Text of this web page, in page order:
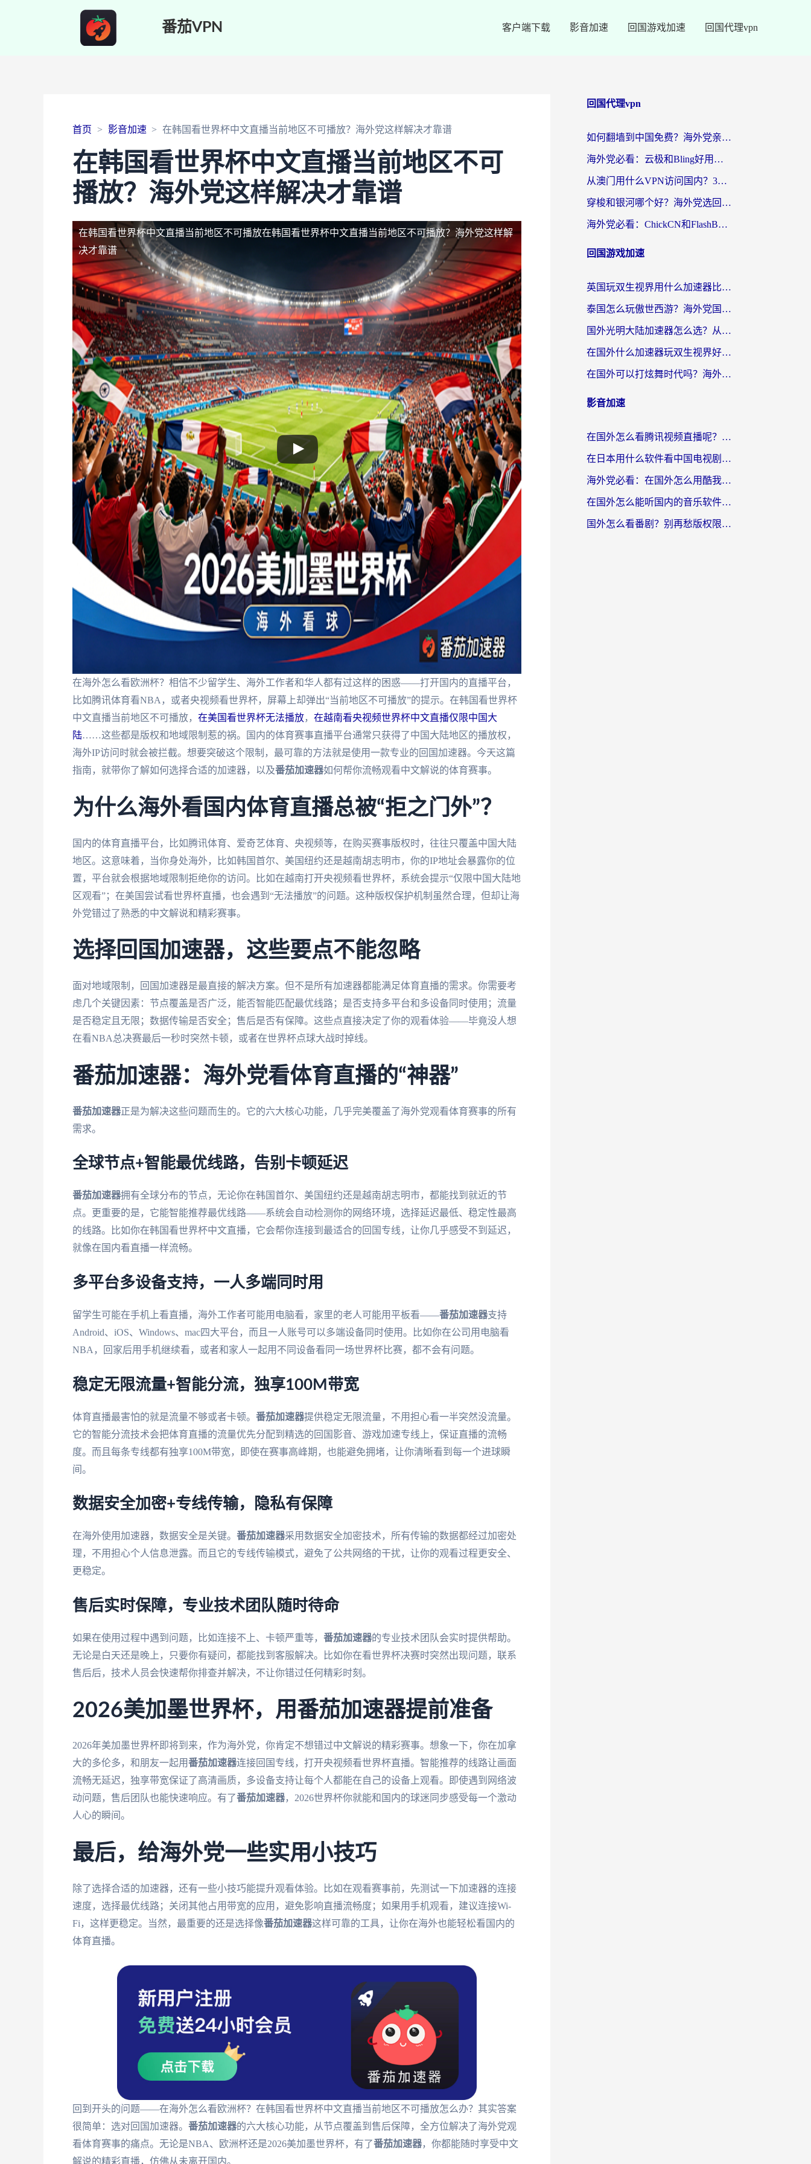
番茄VPN 客户端下载 影音加速 回国游戏加速 回国代理vpn
首页 影音加速 在韩国看世界杯中文直播当前地区不可播放？海外党这样解决才靠谱
在韩国看世界杯中文直播当前地区不可
播放？海外党这样解决才靠谱
在韩国看世界杯中文直播当前地区不可播放在韩国看世界杯中文直播当前地区不可播放？海外党这样解
决才靠谱
在海外怎么看欧洲杯？相信不少留学生、海外工作者和华人都有过这样的困惑——打开国内的直播平台，
比如腾讯体育看NBA，或者央视频看世界杯，屏幕上却弹出“当前地区不可播放”的提示。在韩国看世界杯
中文直播当前地区不可播放， 在美国看世界杯无法播放， 在越南看央视频世界杯中文直播仅限中国大
陆……这些都是版权和地域限制惹的祸。国内的体育赛事直播平台通常只获得了中国大陆地区的播放权，
海外IP访问时就会被拦截。想要突破这个限制，最可靠的方法就是使用一款专业的回国加速器。今天这篇
指南，就带你了解如何选择合适的加速器，以及番茄加速器如何帮你流畅观看中文解说的体育赛事。
为什么海外看国内体育直播总被“拒之门外”？
国内的体育直播平台，比如腾讯体育、爱奇艺体育、央视频等，在购买赛事版权时，往往只覆盖中国大陆
地区。这意味着，当你身处海外，比如韩国首尔、美国纽约还是越南胡志明市，你的IP地址会暴露你的位
置，平台就会根据地域限制拒绝你的访问。比如在越南打开央视频看世界杯，系统会提示“仅限中国大陆地
区观看”；在美国尝试看世界杯直播，也会遇到“无法播放”的问题。这种版权保护机制虽然合理，但却让海
外党错过了熟悉的中文解说和精彩赛事。
选择回国加速器，这些要点不能忽略
面对地域限制，回国加速器是最直接的解决方案。但不是所有加速器都能满足体育直播的需求。你需要考
虑几个关键因素：节点覆盖是否广泛，能否智能匹配最优线路；是否支持多平台和多设备同时使用；流量
是否稳定且无限；数据传输是否安全；售后是否有保障。这些点直接决定了你的观看体验——毕竟没人想
在看NBA总决赛最后一秒时突然卡顿，或者在世界杯点球大战时掉线。
番茄加速器：海外党看体育直播的“神器”
番茄加速器正是为解决这些问题而生的。它的六大核心功能，几乎完美覆盖了海外党观看体育赛事的所有
需求。
全球节点+智能最优线路，告别卡顿延迟
番茄加速器拥有全球分布的节点，无论你在韩国首尔、美国纽约还是越南胡志明市，都能找到就近的节
点。更重要的是，它能智能推荐最优线路——系统会自动检测你的网络环境，选择延迟最低、稳定性最高
的线路。比如你在韩国看世界杯中文直播，它会帮你连接到最适合的回国专线，让你几乎感受不到延迟，
就像在国内看直播一样流畅。
多平台多设备支持，一人多端同时用
留学生可能在手机上看直播，海外工作者可能用电脑看，家里的老人可能用平板看——番茄加速器支持
Android、iOS、Windows、mac四大平台，而且一人账号可以多端设备同时使用。比如你在公司用电脑看
NBA，回家后用手机继续看，或者和家人一起用不同设备看同一场世界杯比赛，都不会有问题。
稳定无限流量+智能分流，独享100M带宽
体育直播最害怕的就是流量不够或者卡顿。 番茄加速器提供稳定无限流量，不用担心看一半突然没流量。
它的智能分流技术会把体育直播的流量优先分配到精选的回国影音、游戏加速专线上，保证直播的流畅
度。而且每条专线都有独享100M带宽，即使在赛事高峰期，也能避免拥堵，让你清晰看到每一个进球瞬
间。
数据安全加密+专线传输，隐私有保障
在海外使用加速器，数据安全是关键。 番茄加速器采用数据安全加密技术，所有传输的数据都经过加密处
理，不用担心个人信息泄露。而且它的专线传输模式，避免了公共网络的干扰，让你的观看过程更安全、
更稳定。
售后实时保障，专业技术团队随时待命
如果在使用过程中遇到问题，比如连接不上、卡顿严重等， 番茄加速器的专业技术团队会实时提供帮助。
无论是白天还是晚上，只要你有疑问，都能找到客服解决。比如你在看世界杯决赛时突然出现问题，联系
售后后，技术人员会快速帮你排查并解决，不让你错过任何精彩时刻。
2026美加墨世界杯，用番茄加速器提前准备
2026年美加墨世界杯即将到来，作为海外党，你肯定不想错过中文解说的精彩赛事。想象一下，你在加拿
大的多伦多，和朋友一起用番茄加速器连接回国专线，打开央视频看世界杯直播。智能推荐的线路让画面
流畅无延迟，独享带宽保证了高清画质，多设备支持让每个人都能在自己的设备上观看。即使遇到网络波
动问题，售后团队也能快速响应。有了番茄加速器，2026世界杯你就能和国内的球迷同步感受每一个激动
人心的瞬间。
最后，给海外党一些实用小技巧
除了选择合适的加速器，还有一些小技巧能提升观看体验。比如在观看赛事前，先测试一下加速器的连接
速度，选择最优线路；关闭其他占用带宽的应用，避免影响直播流畅度；如果用手机观看，建议连接Wi-
Fi，这样更稳定。当然，最重要的还是选择像番茄加速器这样可靠的工具，让你在海外也能轻松看国内的
体育直播。
回到开头的问题——在海外怎么看欧洲杯？在韩国看世界杯中文直播当前地区不可播放怎么办？其实答案
很简单：选对回国加速器。 番茄加速器的六大核心功能，从节点覆盖到售后保障，全方位解决了海外党观
看体育赛事的痛点。无论是NBA、欧洲杯还是2026美加墨世界杯，有了番茄加速器，你都能随时享受中文
解说的精彩直播，仿佛从未离开国内。
回国代理vpn
如何翻墙到中国免费？海外党亲测：从踩坑到选对加速器的全攻略
海外党必看：云极和Bling好用吗？3分钟教你选对回国加速器
从澳门用什么VPN访问国内？3个实用标准帮你避开坑，无缝刷剧听歌
穿梭和银河哪个好？海外党选回国加速器的避坑指南，附番茄加速器实测体验
海外党必看：ChickCN和FlashBack好用吗？3招教你选对回国加速器（附云极、HomeCN、斧牛vs艾果对比）
回国游戏加速
英国玩双生视界用什么加速器比较好？海外党亲测有效的国服游戏加速方案
泰国怎么玩傲世西游？海外党国服游戏加速终极攻略（附光明大陆量子特攻实测）
国外光明大陆加速器怎么选？从卡顿到丝滑的终极指南（含德国玩走开外星人墨西哥玩俄罗斯方块技巧）
在国外什么加速器玩双生视界好用？海外党亲测不踩坑的终极指南
在国外可以打炫舞时代吗？海外玩家国服游戏加速全攻略（附实测推荐）
影音加速
在国外怎么看腾讯视频直播呢？留学生亲测有效的回国加速指南
在日本用什么软件看中国电视剧呢？留学生亲测有效的回国加速方案
海外党必看：在国外怎么用酷我音乐听音乐？告别“地区不支持”的实用指南
在国外怎么能听国内的音乐软件？别让版权限制断了你的“中文歌单”
国外怎么看番剧？别再愁版权限制！一个工具解决所有回国追剧难题